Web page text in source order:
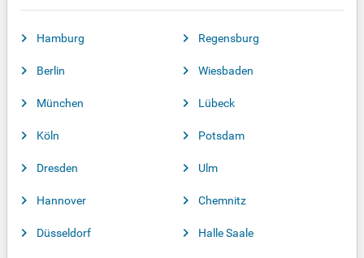
Hamburg
Berlin
München
Köln
Dresden
Hannover
Düsseldorf
Regensburg
Wiesbaden
Lübeck
Potsdam
Ulm
Chemnitz
Halle Saale